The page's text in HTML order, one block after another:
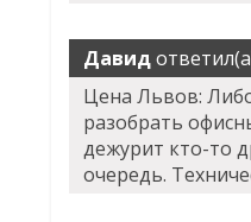
Давид
Цена Львов:
разобрать
дежурит кто-то
очередь.